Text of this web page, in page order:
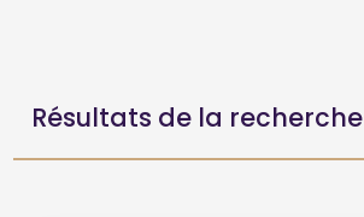
Résultats de la recherche